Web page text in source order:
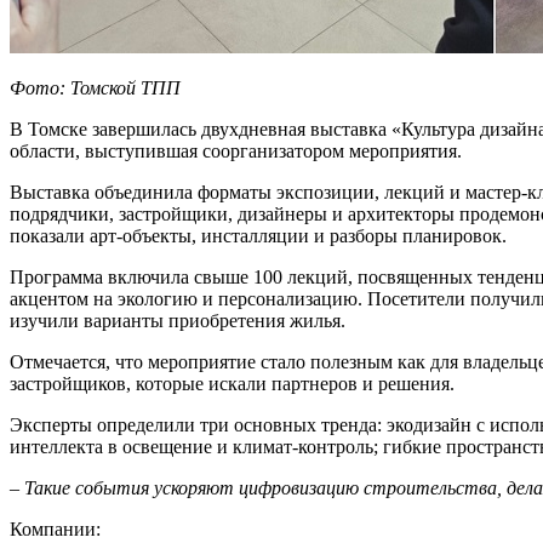
Фото: Томской ТПП
В Томске завершилась двухдневная выставка «Культура
области, выступившая соорганизатором мероприятия.
Выставка объединила форматы экспозиции, лекций и мастер-
подрядчики, застройщики, дизайнеры и архитекторы
показали арт-объекты, инсталляции и разборы планировок.
Программа включила свыше 100 лекций, посвященных
акцентом на экологию и персонализацию. Посетители
изучили варианты приобретения жилья.
Отмечается, что мероприятие стало полезным как для
застройщиков, которые искали партнеров и решения.
Эксперты определили три основных тренда: экодизайн с
интеллекта в освещение и климат-контроль; гибкие
– Такие события ускоряют цифровизацию строительства,
Компании: